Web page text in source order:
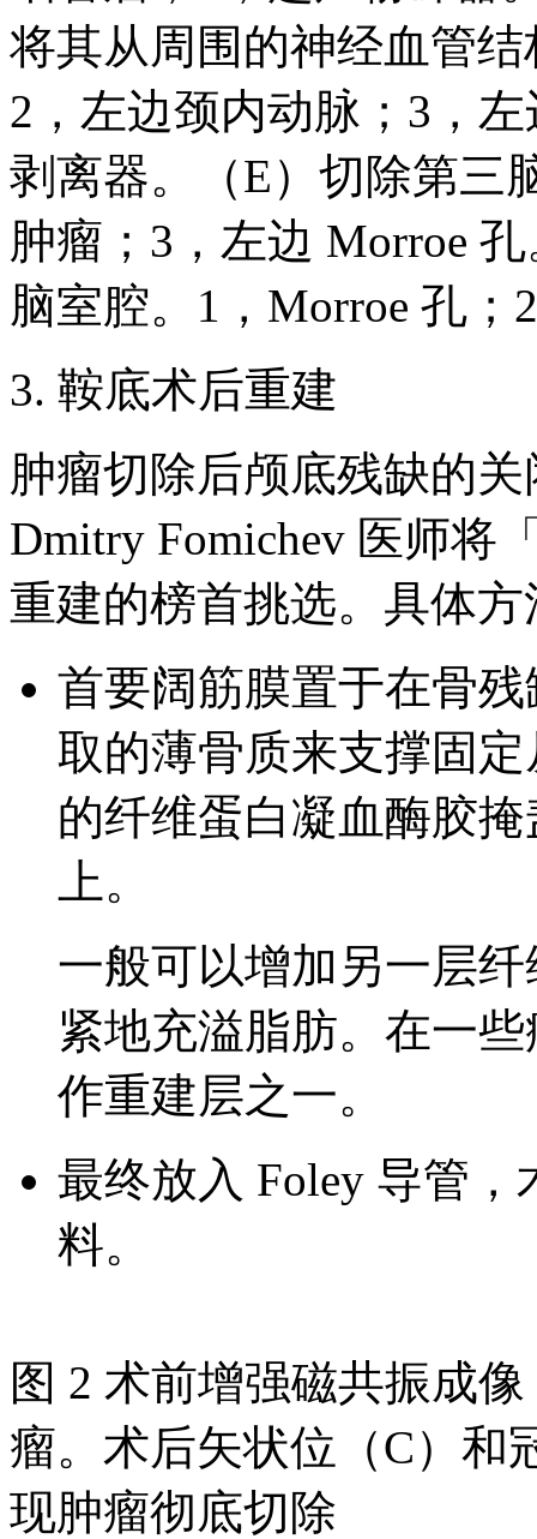
将其从周围的神经血管
2，左边颈内动脉；3，
剥离器。（E）切除第三
肿瘤；3，左边 Morroe
脑室腔。1，Morroe 孔
3. 鞍底术后重建
肿瘤切除后颅底残缺的
Dmitry Fomichev 医师将
重建的榜首挑选。具体方
首要阔筋膜置于在骨
取的薄骨质来支撑固
的纤维蛋白凝血酶胶
上。
一般可以增加另一层
紧地充溢脂肪。在一
作重建层之一。
最终放入 Foley 导管
料。
图 2 术前增强磁共振成
瘤。术后矢状位（C）和
现肿瘤彻底切除